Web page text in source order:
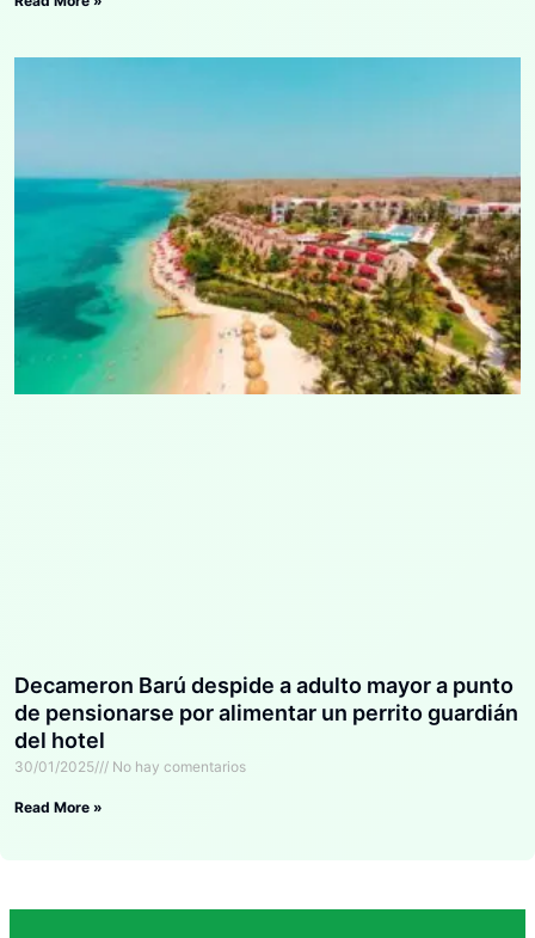
Decameron Barú despide a adulto mayor a punto
de pensionarse por alimentar un perrito guardián
del hotel
30/01/2025 No hay comentarios
Read More »